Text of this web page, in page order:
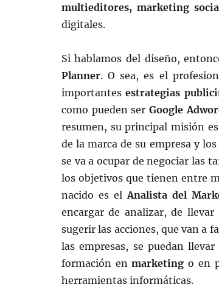
multieditores, marketing
digitales.
Si hablamos del diseño,
Planner. O sea, es el
importantesestrategias
como pueden serGoogle
resumen, su principal misión
de la marca de su empresa y
se va a ocupar de negociar las
los objetivos que tienen entre
nacido es el Analista del
encargar de analizar, de
sugerir las acciones, que van a
las empresas, se puedan
formación enmarketing o en
herramientas informáticas.